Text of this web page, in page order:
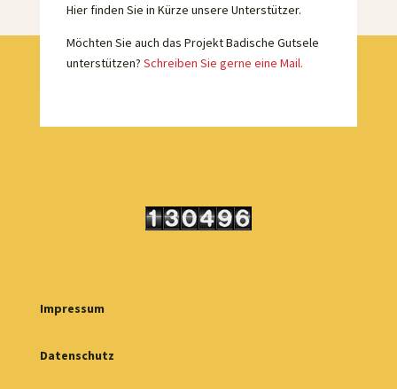
Hier finden Sie in Kürze unsere Unterstützer.
Möchten Sie auch das Projekt Badische Gutsele
unterstützen? Schreiben Sie gerne eine Mail.
Impressum
Datenschutz